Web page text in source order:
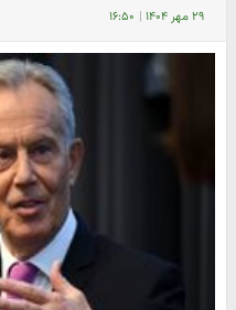
۲۹ مهر ۱۴۰۴ | ۱۶:۵۰